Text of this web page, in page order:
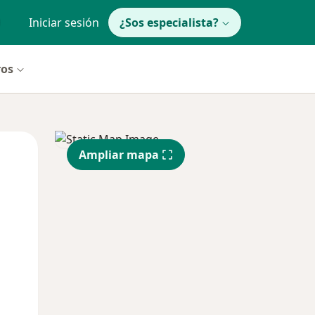
Iniciar sesión ¿Sos especialista?
Mié
12 Ago
Jue
13 Ago
Ampliar mapa